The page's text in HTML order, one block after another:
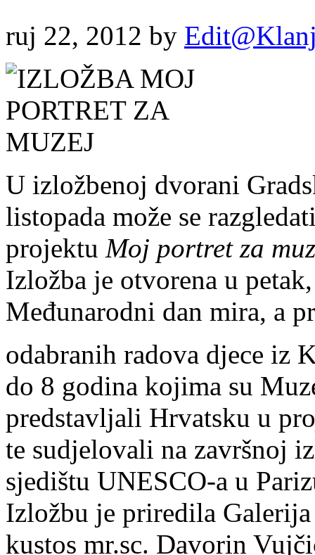
ruj 22, 2012 by
U izložbenoj dvorani
listopada može se
projektu Moj portret za
Izložba je otvorena u
Međunarodni dan mira, a
odabranih radova djece iz
do 8 godina kojima su
predstavljali Hrvatsku u
te sudjelovali na završnoj
sjedištu UNESCO-a u
Izložbu je priredila
kustos mr.sc. Davorin